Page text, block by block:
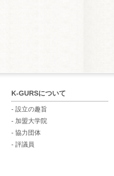
K-GURSについて
- 設立の趣旨
- 加盟大学院
- 協力団体
- 評議員